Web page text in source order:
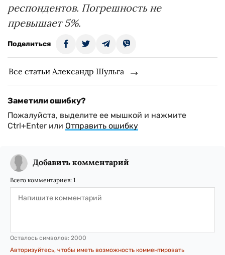
респондентов. Погрешность не
превышает 5%.
Поделиться
Все статьи Александр Шульга
Заметили ошибку?
Пожалуйста, выделите ее мышкой и нажмите
Ctrl+Enter или Отправить ошибку
Добавить комментарий
Всего комментариев: 1
Осталось символов: 2000
Авторизуйтесь, чтобы иметь возможность комментировать